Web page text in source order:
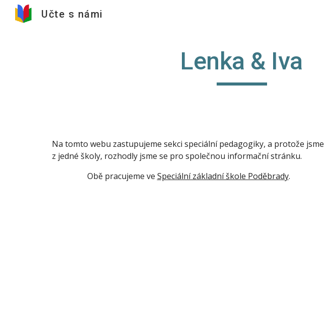
Učte s námi
Lenka & Iva
Na tomto webu zastupujeme sekci speciální pedagogiky, a protože jsme
z jedné školy, rozhodly jsme se pro společnou informační stránku.
Obě pracujeme ve Speciální základní škole Poděbrady.